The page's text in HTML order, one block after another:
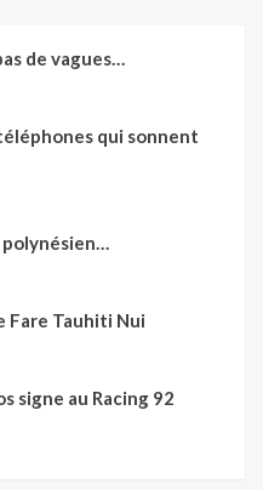
de vagues…
qui sonnent
Fare Tauhiti Nui
signe au Racing 92